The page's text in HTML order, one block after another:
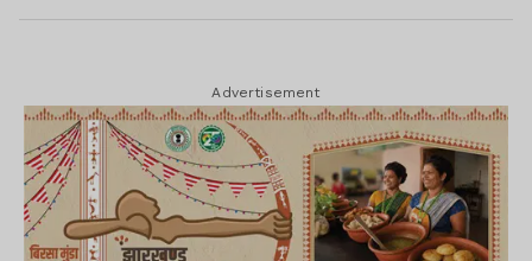
Advertisement